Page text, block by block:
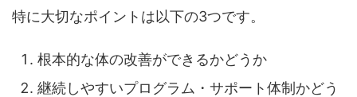
特に大切なポイントは以下の3つです。
根本的な体の改善ができるかどうか
継続しやすいプログラム・サポート体制かどう